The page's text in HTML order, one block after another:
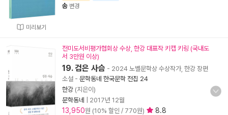
미리보기
송 변경
전미도서비평가협회상 수상, 한강 대표작 키캡 키링 (국내도
서 3만원 이상)
19. 검은 사슴 - 2024 노벨문학상 수상작가, 한강 장편
소설 - 문학동네 한국문학 전집 24
한강 (지은이)
문학동네
2017년 12월
13,950원 (10% 할인 / 770원) 8.8